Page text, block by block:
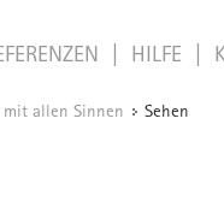
HILFE
allen Sinnen / Sehen